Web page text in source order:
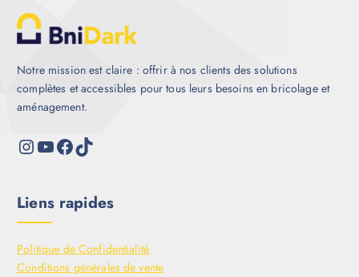
Notre mission est claire : offrir à nos clients des solutions
complètes et accessibles pour tous leurs besoins en bricolage et
aménagement.
Liens rapides
Politique de Confidentialité
Conditions générales de vente